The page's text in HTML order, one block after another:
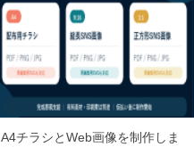
A4チラシとWeb画像を制作しま